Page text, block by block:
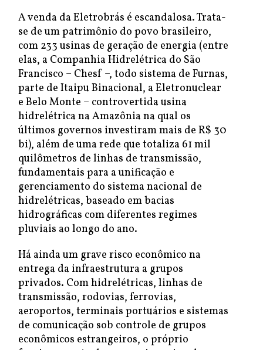
A venda da Eletrobrás é escandalosa. Trata-
se de um patrimônio do povo brasileiro,
com 233 usinas de geração de energia (entre
elas, a Companhia Hidrelétrica do São
Francisco – Chesf –, todo sistema de Furnas,
parte de Itaipu Binacional, a Eletronuclear
e Belo Monte – controvertida usina
hidrelétrica na Amazônia na qual os
últimos governos investiram mais de R$ 30
bi), além de uma rede que totaliza 61 mil
quilômetros de linhas de transmissão,
fundamentais para a unificação e
gerenciamento do sistema nacional de
hidrelétricas, baseado em bacias
hidrográficas com diferentes regimes
pluviais ao longo do ano.
Há ainda um grave risco econômico na
entrega da infraestrutura a grupos
privados. Com hidrelétricas, linhas de
transmissão, rodovias, ferrovias,
aeroportos, terminais portuários e sistemas
de comunicação sob controle de grupos
econômicos estrangeiros, o próprio